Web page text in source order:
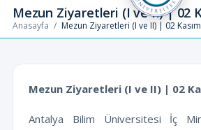
Mezun Ziyaretleri (I ve II) | 02
Anasayfa / Mezun Ziyaretleri (I ve II) | 02
Mezun Ziyaretleri (I ve II) | 02
Antalya Bilim Üniversitesi İç